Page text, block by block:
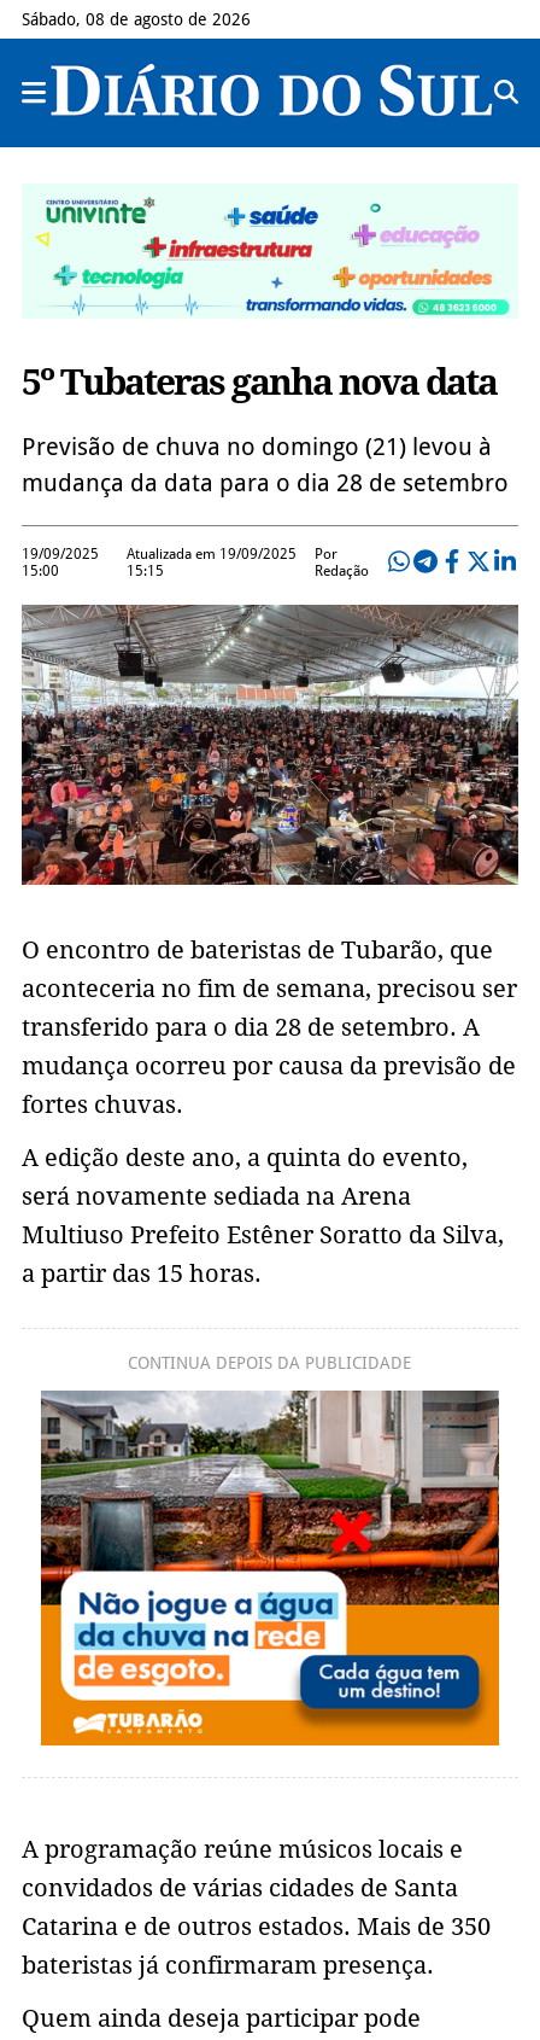
Sábado, 08 de agosto de 2026
5º Tubateras ganha nova data
Previsão de chuva no domingo (21) levou à
mudança da data para o dia 28 de setembro
19/09/2025
15:00
Atualizada em 19/09/2025
15:15
Por
Redação
O encontro de bateristas de Tubarão, que
aconteceria no fim de semana, precisou ser
transferido para o dia 28 de setembro. A
mudança ocorreu por causa da previsão de
fortes chuvas.
A edição deste ano, a quinta do evento,
será novamente sediada na Arena
Multiuso Prefeito Estêner Soratto da Silva,
a partir das 15 horas.
CONTINUA DEPOIS DA PUBLICIDADE
A programação reúne músicos locais e
convidados de várias cidades de Santa
Catarina e de outros estados. Mais de 350
bateristas já confirmaram presença.
Quem ainda deseja participar pode